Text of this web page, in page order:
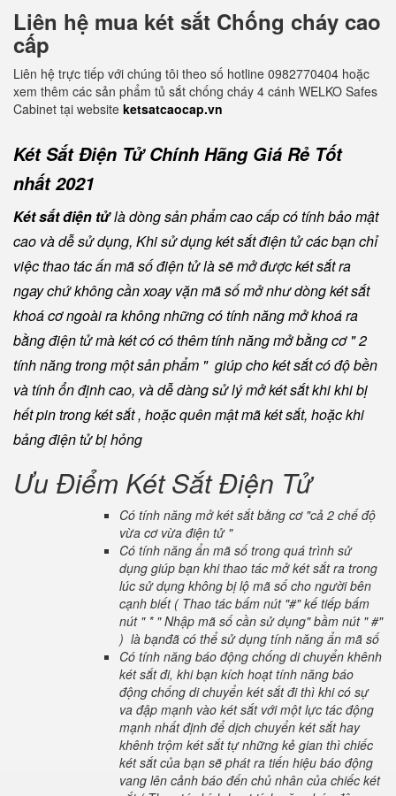
Liên hệ mua két sắt Chống cháy cao
cấp
Liên hệ trực tiếp với chúng tôi theo số hotline 0982770404 hoặc
xem thêm các sản phẩm tủ sắt chống cháy 4 cánh WELKO Safes
Cabinet tại website ketsatcaocap.vn
Két Sắt Điện Tử Chính Hãng Giá Rẻ Tốt
nhất 2021
Két sắt điện tửlà dòng sản phẩm cao cấp có tính bảo mật
cao và dễ sử dụng, Khi sử dụng két sắt điện tử các bạn chỉ
việc thao tác ấn mã số điện tử là sẽ mở được két sắt ra
ngay chứ không cần xoay vặn mã số mở như dòng két sắt
khoá cơ ngoài ra không những có tính năng mở khoá ra
bằng điện tử mà két có có thêm tính năng mở bằng cơ " 2
tính năng trong một sản phẩm " giúp cho két sắt có độ bền
và tính ổn định cao, và dễ dàng sử lý mở két sắt khi khi bị
hết pin trong két sắt , hoặc quên mật mã két sắt, hoặc khi
bảng điện tử bị hỏng
Ưu Điểm Két Sắt Điện Tử
Có tính năng mở két sắt bằng cơ "cả 2 chế độ
vừa cơ vừa điện tử "
Có tính năng ẩn mã số trong quá trình sử
dụng giúp bạn khi thao tác mở két sắt ra trong
lúc sử dụng không bị lộ mã số cho người bên
cạnh biết ( Thao tác bấm nút "#" kế tiếp bấm
nút " * " Nhập mã số cần sử dụng" bầm nút " #"
) là bạnđã có thể sử dụng tính năng ẩn mã số
Có tính năng báo động chống di chuyển khênh
két sắt đi, khi bạn kích hoạt tính năng báo
động chống di chuyển két sắt đi thì khi có sự
va đập mạnh vào két sắt với một lực tác động
mạnh nhất định để dịch chuyển két sắt hay
khênh trộm két sắt tự những kẻ gian thì chiếc
két sắt của bạn sẽ phát ra tiến hiệu báo động
vang lên cảnh báo đến chủ nhân của chiếc két